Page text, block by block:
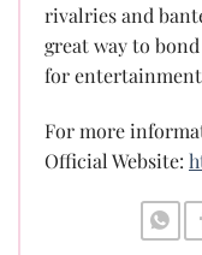
rivalries and
great way to
for
For more
Official Website: